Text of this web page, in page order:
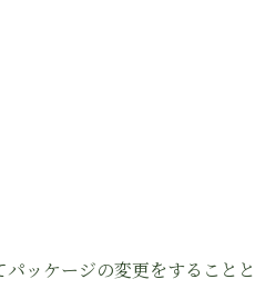
ッケージの変更をすること